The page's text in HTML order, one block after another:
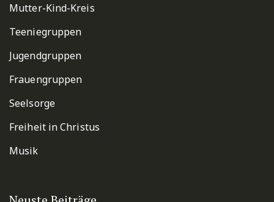
Mutter-Kind-Kreis
Teeniegruppen
Jugendgruppen
Frauengruppen
Seelsorge
Freiheit in Christus
Musik